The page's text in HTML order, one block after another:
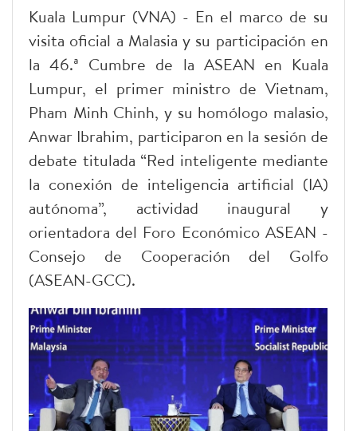
Kuala Lumpur (VNA) - En el marco de su
visita oficial a Malasia y su participación en
la 46.ª Cumbre de la ASEAN en Kuala
Lumpur, el primer ministro de Vietnam,
Pham Minh Chinh, y su homólogo malasio,
Anwar Ibrahim, participaron en la sesión de
debate titulada “Red inteligente mediante
la conexión de inteligencia artificial (IA)
autónoma”, actividad inaugural y
orientadora del Foro Económico ASEAN -
Consejo de Cooperación del Golfo
(ASEAN-GCC).